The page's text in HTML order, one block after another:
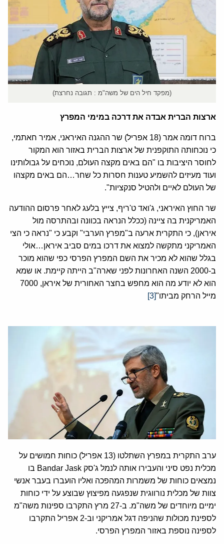
(מפקד חיל הים של משה"מ : תגובה נחרצת)
ארצות הברית אבדה את דרכה במימי המפרץ
ברוח דומה אמר (18 אפריל) שר ההגנה האיראני, אמיר חאתמי,
כי נוכחותה התוקפנית של ארצות הברית באזור הוא המקור
לחוסר היציבות בו "הם באים מקצה העולם, נוכחים על גבולותינו
ועוד מעיזים להשמיע טענות חסרות כל שחר…הם באים מקצהו
של העולם לאיים ולהטיל סנקציות".
שר החוץ האיראני, ג'ואד ט'ריף, צייץ בלעג לאחר פרסום ההודעה
האמריקנית בה ציינה (ככלל הנראה בכוונה ובהתרסה מול
איראן), כי התקרית ארעה ב"מפרץ הערבי" וקבע כי "נראה כי הצי
האמריקני מתקשה למצוא את דרכו במים סביב איראן…אולי
בגלל שהוא לא מכיר את השם המפרץ הפרסי כפי שהוא מוכר
ב-2000 השנה האחרונות לפני שארה"ב הייתה קיימת. או שמא
הוא לא יודע מה הוא מחפש בחצר האחורית של איראן, 7000
מייל הרחק מביתו"[3]
ערב התקרית במפרץ השתלטו (13 אפריל) כוחות חמושים על
מכלית נפט סיני והעבירו אותה לנמל ג'סק Bandar Jask בו
נמצאים כוחות של משמרות המהפכה ואליו הועברו בעבר אנשי
צוות של מכלית נורווגית שנפגעה מפיצוץ שבוצע על ידי כוחות
ימיים מיוחדים של משה"מ. ב-27 מרץ התקרבו ספינות משה"מ
לספינת מכולות שהניפה דגל אמריקני וב-2 אפריל התקרבו
לספינה נוספת באזור המפרץ הפרסי.